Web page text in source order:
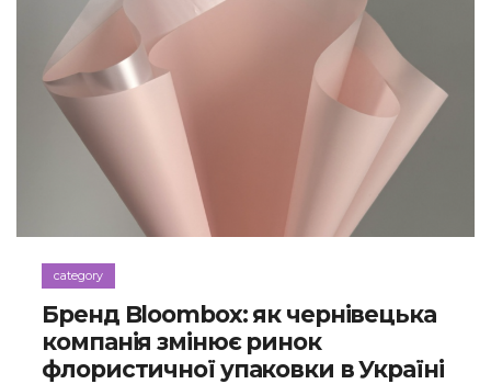
category
Бренд Bloombox: як чернівецька
компанія змінює ринок
флористичної упаковки в Україні